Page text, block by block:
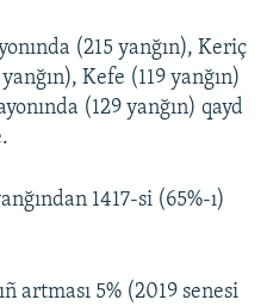
(215 yanğın), Keriç
Kefe (119 yanğın)
(129 yanğın) qayd
1417-si (65%-ı)
artması 5% (2019 senesi